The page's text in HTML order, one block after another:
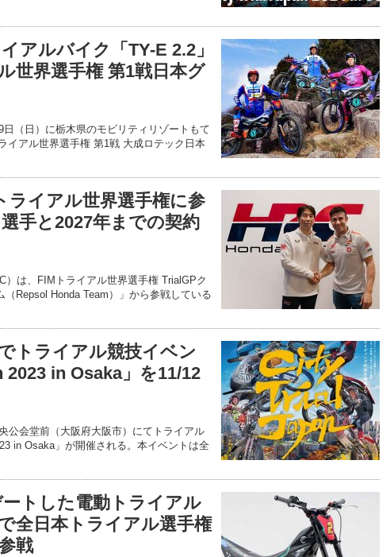
アルバイク「TY-E 2.2」
世界選手権 第1戦日本グ
（日）に栃木県のモビリティリゾートもて
イアル世界選手権 第1戦 大成ロテック日本
ライアル世界選手権に参
手と2027年までの契約
）は、FIMトライアル世界選手権 TrialGPク
Repsol Honda Team）」から参戦している
トライアル競技イベン
2023 in Osaka」を11/12
公会堂前（大阪府大阪市）にてトライアル
in Osaka」が開催される。本イベントは全
ートした電動トライアル
全日本トライアル選手権
戦